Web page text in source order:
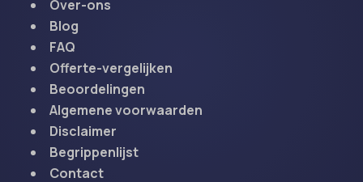
Over-ons
Blog
FAQ
Offerte-vergelijken
Beoordelingen
Algemene voorwaarden
Disclaimer
Begrippenlijst
Contact